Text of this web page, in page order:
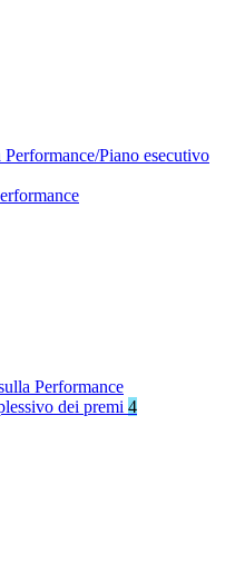
Performance/Piano esecutivo
Performance
dei premi 4